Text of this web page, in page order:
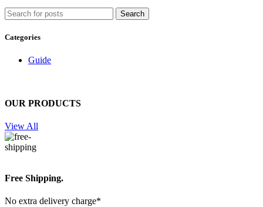
Search
Categories
Guide
OUR PRODUCTS
View All
Free Shipping.
No extra delivery charge*